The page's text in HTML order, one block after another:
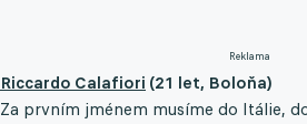
Reklama
Riccardo Calafiori (21 let, Boloňa)
Za prvním jménem musíme do Itálie,